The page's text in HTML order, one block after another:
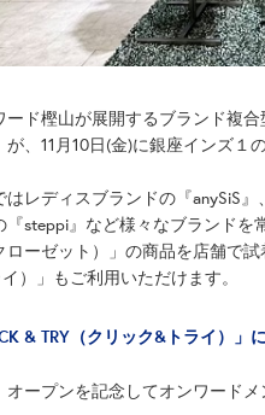
ード樫山が展開するブランド複合
が、11月10日(金)に銀座インズ１
はレディスブランドの『anySiS
『steppi』など様々なブランドを
ローゼット）」の商品を店舗で
）」もご利用いただけます。
& TRY（クリック&トライ）」
オープンを記念してオンワード